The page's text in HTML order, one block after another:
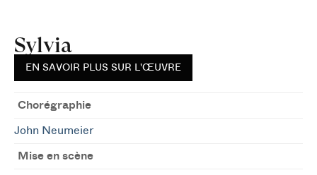
Sylvia
EN SAVOIR PLUS SUR L'ŒUVRE
Chorégraphie
John Neumeier
Mise en scène